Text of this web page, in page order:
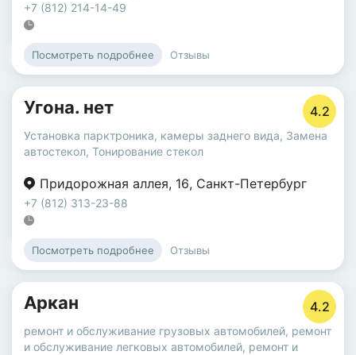
+7 (812) 214-14-49
Посмотреть подробнее Отзывы
Угона. нет 4.2
Установка парктроника, камеры заднего вида, Замена
автостекол, Тонирование стекол
Придорожная аллея, 16, Санкт-Петербург
+7 (812) 313-23-88
Посмотреть подробнее Отзывы
Аркан 4.2
ремонт и обслуживание грузовых автомобилей, ремонт
и обслуживание легковых автомобилей, ремонт и